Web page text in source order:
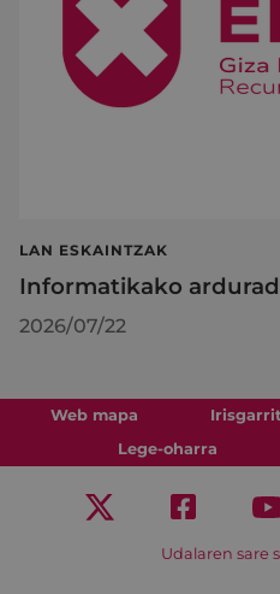
LAN ESKAINTZAK
Informatikako
2026/07/22
Web mapa
Lege-oharra
Udalaren sare